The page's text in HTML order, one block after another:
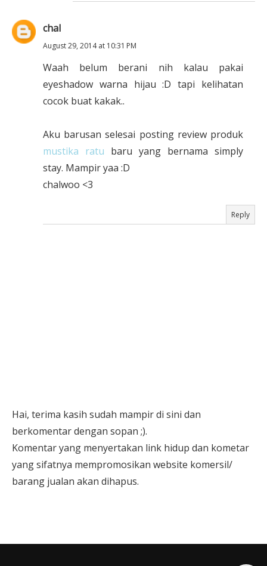
chal
August 29, 2014 at 10:31 PM
Waah belum berani nih kalau pakai
eyeshadow warna hijau :D tapi kelihatan
cocok buat kakak..
Aku barusan selesai posting review produk
mustika ratu baru yang bernama simply
stay. Mampir yaa :D
chalwoo <3
Reply
Hai, terima kasih sudah mampir di sini dan
berkomentar dengan sopan ;).
Komentar yang menyertakan link hidup dan kometar
yang sifatnya mempromosikan website komersil/
barang jualan akan dihapus.